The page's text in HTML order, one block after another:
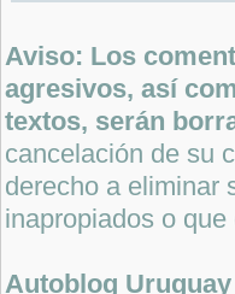
Aviso: Los
agresivos, así
textos, serán
cancelación de su
derecho a eliminar
inapropiados o
Autoblog Uruguay